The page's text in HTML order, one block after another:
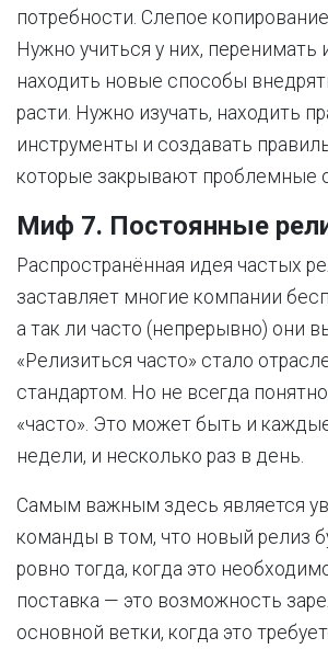
потребности. Слепое
Нужно учиться у них, перенимать
находить новые способы
расти. Нужно изучать, находить
инструменты и создавать
которые закрывают проблемные
Миф 7. Постоянные
Распространённая идея частых
заставляет многие компании
а так ли часто (непрерывно) они
«Релизиться часто» стало
стандартом. Но не всегда
«часто». Это может быть и
недели, и несколько раз в день.
Самым важным здесь является
команды в том, что новый релиз
ровно тогда, когда это
поставка — это возможность
основной ветки, когда это